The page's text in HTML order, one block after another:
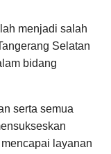
menjadi salah
Selatan
bidang
serta semua
layanan